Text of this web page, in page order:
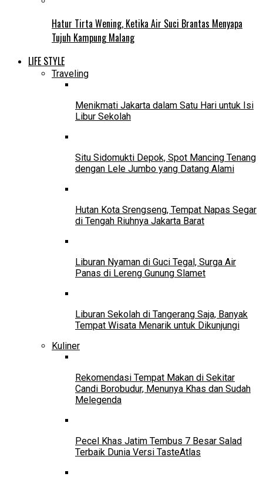
Hatur Tirta Wening, Ketika Air Suci Brantas Menyapa
Tujuh Kampung Malang
LIFE STYLE
Traveling
Menikmati Jakarta dalam Satu Hari untuk Isi
Libur Sekolah
Situ Sidomukti Depok, Spot Mancing Tenang
dengan Lele Jumbo yang Datang Alami
Hutan Kota Srengseng, Tempat Napas Segar
di Tengah Riuhnya Jakarta Barat
Liburan Nyaman di Guci Tegal, Surga Air
Panas di Lereng Gunung Slamet
Liburan Sekolah di Tangerang Saja, Banyak
Tempat Wisata Menarik untuk Dikunjungi
Kuliner
Rekomendasi Tempat Makan di Sekitar
Candi Borobudur, Menunya Khas dan Sudah
Melegenda
Pecel Khas Jatim Tembus 7 Besar Salad
Terbaik Dunia Versi TasteAtlas